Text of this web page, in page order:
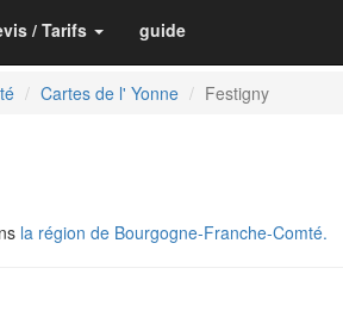
/ Tarifs guide
Cartes de l' Yonne Festigny
la région de Bourgogne-Franche-Comté.